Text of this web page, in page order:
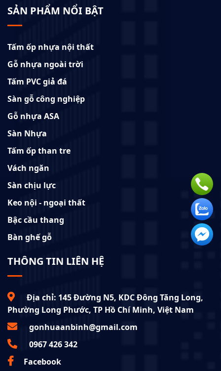
SẢN PHẨM NỔI BẬT
Tấm ốp nhựa nội thất
Gỗ nhựa ngoài trời
Tấm PVC giả đá
Sàn gỗ công nghiệp
Gỗ nhựa ASA
Sàn Nhựa
Tấm ốp than tre
Vách ngăn
Sàn chịu lực
Keo nội - ngoại thất
Bậc cầu thang
Bàn ghế gỗ
THÔNG TIN LIÊN HỆ
Địa chỉ: 145 Đường N5, KDC Đông Tăng Long,
Phường Long Phước, TP Hồ Chí Minh, Việt Nam
gonhuaanbinh@gmail.com
0967 426 342
Facebook